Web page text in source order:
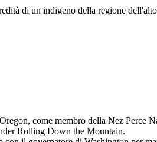
di un indigeno della regione
come membro della Nez
Rolling Down the Mountain.